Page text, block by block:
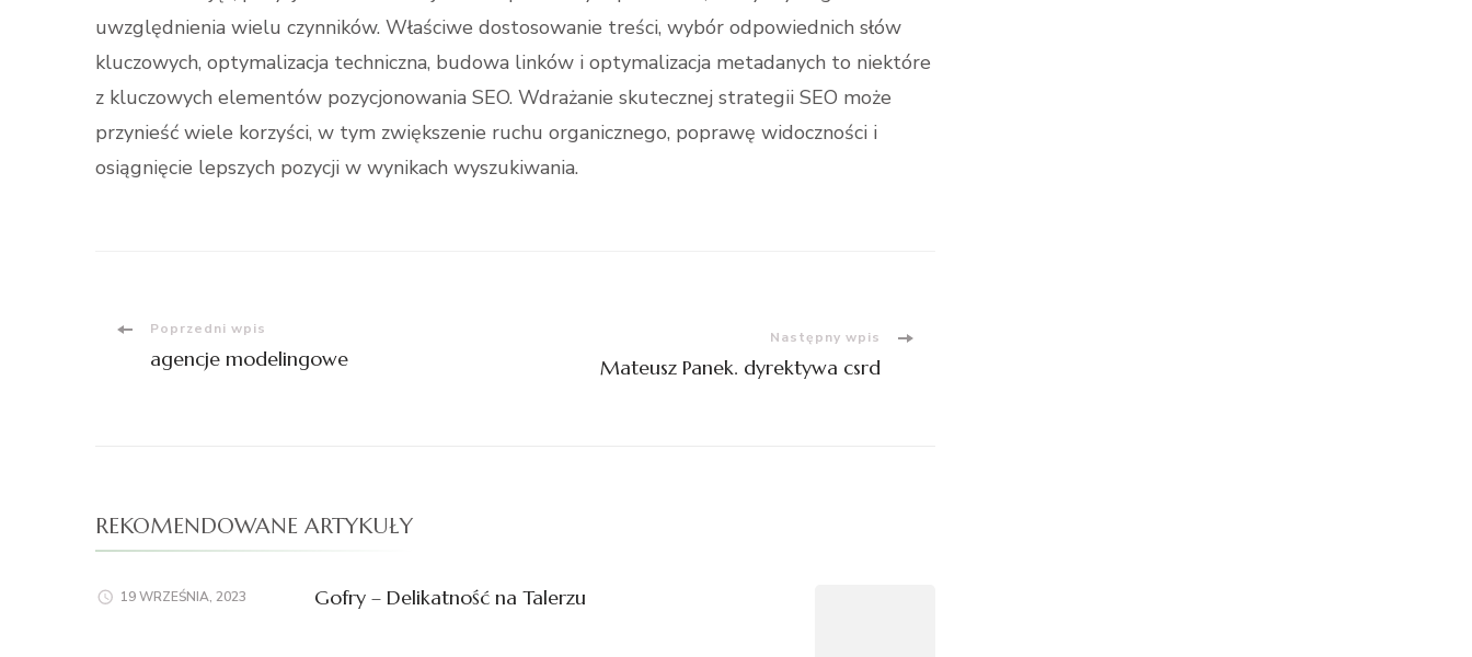
uwzględnienia wielu czynników. Właściwe dostosowanie treści, wybór odpowiednich słów
kluczowych, optymalizacja techniczna, budowa linków i optymalizacja metadanych to niektóre
z kluczowych elementów pozycjonowania SEO. Wdrażanie skutecznej strategii SEO może
przynieść wiele korzyści, w tym zwiększenie ruchu organicznego, poprawę widoczności i
osiągnięcie lepszych pozycji w wynikach wyszukiwania.
Nawigacja
Poprzedni wpis
agencje modelingowe
Następny wpis
Mateusz Panek. dyrektywa csrd
REKOMENDOWANE ARTYKUŁY
19 WRZEŚNIA, 2023 Gofry – Delikatność na Talerzu